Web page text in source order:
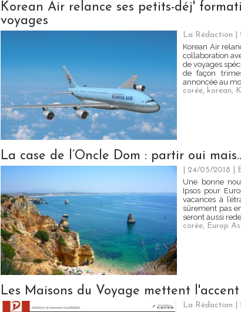
Korean Air relance ses petits-déj'
voyages
La Rédaction |
Korean Air
collaboration
de voyages
de façon
annoncée au
corée, korean,
La case de l’Oncle Dom : partir oui
| 24/05/2018
Une bonne
Ipsos pour
vacances à
sûrement pas
seront aussi
corée, Europ
Les Maisons du Voyage mettent
La Rédaction |